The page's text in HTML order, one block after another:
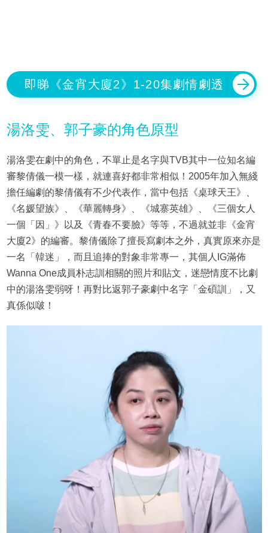
即睇《金宵大廈2》1-20集劇情劇透
湯洛雯、郭子豪的角色原型
湯洛雯在劇中的角色，不單止是名字與TVB其中一位知名編
審黎倩儀一模一樣，就連喜好都非常相似！2005年加入無綫
擔任編劇的黎倩儀有不少代表作，當中包括《桌球天王》、
《名媛望族》、《華麗轉身》、《城寨英雄》、《三個女人
一個「因」》以及《青春不要臉》等等，不過就並非《金宵
大廈2》的編審。黎倩儀除了擅長寫劇本之外，真實原來亦是
一名「韓迷」，而且追捧的對象非常專一，其個人IG滿佈
Wanna One成員朴志訓相關的照片和貼文，迷戀情度不比劇
中的湯洛雯弱呀！再對比返郭子豪劇中名字「金碩訓」，又
真係似啵！